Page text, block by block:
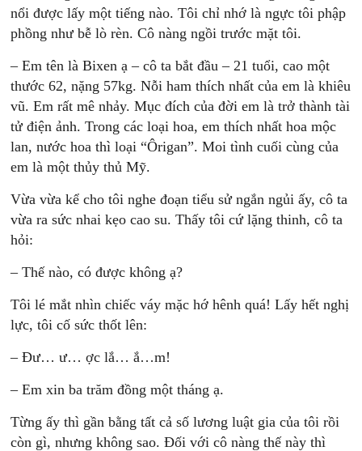
nổi được lấy một tiếng nào. Tôi chỉ nhớ là ngực tôi phập
phồng như bễ lò rèn. Cô nàng ngồi trước mặt tôi.
– Em tên là Bixen ạ – cô ta bắt đầu – 21 tuổi, cao một
thước 62, nặng 57kg. Nỗi ham thích nhất của em là khiêu
vũ. Em rất mê nhảy. Mục đích của đời em là trở thành tài
tử điện ảnh. Trong các loại hoa, em thích nhất hoa mộc
lan, nước hoa thì loại “Ôrigan”. Moi tình cuối cùng của
em là một thủy thủ Mỹ.
Vừa vừa kể cho tôi nghe đoạn tiểu sử ngắn ngủi ấy, cô ta
vừa ra sức nhai kẹo cao su. Thấy tôi cứ lặng thinh, cô ta
hỏi:
– Thế nào, có được không ạ?
Tôi lé mắt nhìn chiếc váy mặc hớ hênh quá! Lấy hết nghị
lực, tôi cố sức thốt lên:
– Đư… ư… ợc lắ… ắ…m!
– Em xin ba trăm đồng một tháng ạ.
Từng ấy thì gần bằng tất cả số lương luật gia của tôi rồi
còn gì, nhưng không sao. Đối với cô nàng thế này thì